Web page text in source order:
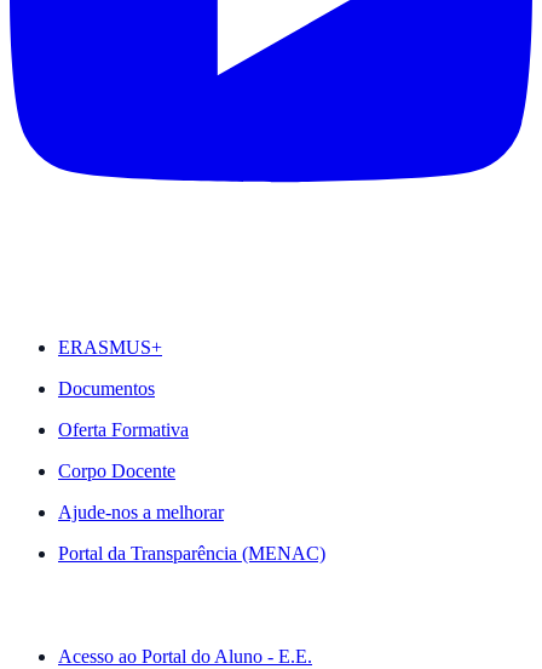
ERASMUS+
Documentos
Oferta Formativa
Corpo Docente
Ajude-nos a melhorar
Portal da Transparência (MENAC)
Acesso ao Portal do Aluno - E.E.